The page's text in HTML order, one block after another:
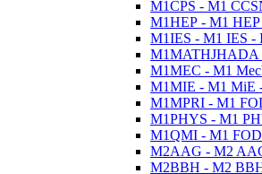
M1CPS - M1
M1HEP - M1 HEP
M1IES - M1 IES -
M1MATHJHADA -
M1MEC - M1
M1MIE - M1 MiE
M1MPRI - M1
M1PHYS - M1
M1QMI - M1
M2AAG - M2
M2BBH - M2